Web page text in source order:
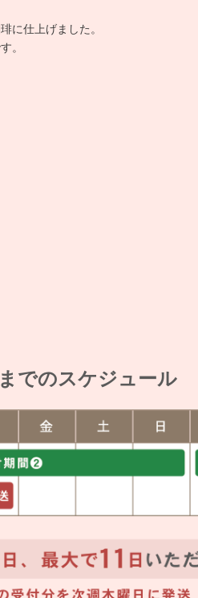
に仕上げました。
。
でのスケジュール